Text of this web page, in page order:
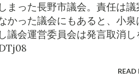
まった長野市議会。責任は議
かった議会にもあると、小泉
議会運営委員会は発言取消し
READ